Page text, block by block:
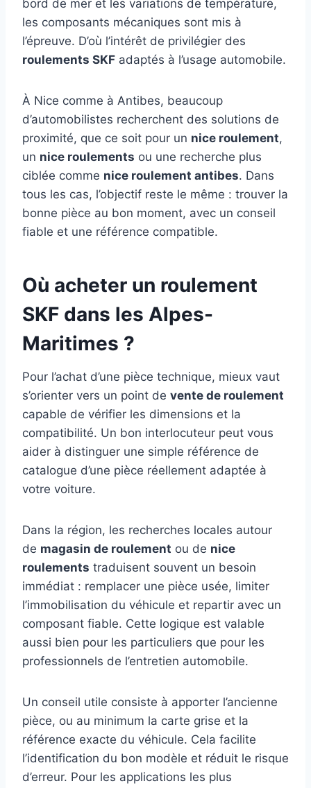
bord de mer et les variations de température,
les composants mécaniques sont mis à
l’épreuve. D’où l’intérêt de privilégier des
roulements SKF adaptés à l’usage automobile.
À Nice comme à Antibes, beaucoup
d’automobilistes recherchent des solutions de
proximité, que ce soit pour un nice roulement,
un nice roulements ou une recherche plus
ciblée comme nice roulement antibes. Dans
tous les cas, l’objectif reste le même : trouver la
bonne pièce au bon moment, avec un conseil
fiable et une référence compatible.
Où acheter un roulement
SKF dans les Alpes-
Maritimes ?
Pour l’achat d’une pièce technique, mieux vaut
s’orienter vers un point de vente de roulement
capable de vérifier les dimensions et la
compatibilité. Un bon interlocuteur peut vous
aider à distinguer une simple référence de
catalogue d’une pièce réellement adaptée à
votre voiture.
Dans la région, les recherches locales autour
de magasin de roulement ou de nice
roulements traduisent souvent un besoin
immédiat : remplacer une pièce usée, limiter
l’immobilisation du véhicule et repartir avec un
composant fiable. Cette logique est valable
aussi bien pour les particuliers que pour les
professionnels de l’entretien automobile.
Un conseil utile consiste à apporter l’ancienne
pièce, ou au minimum la carte grise et la
référence exacte du véhicule. Cela facilite
l’identification du bon modèle et réduit le risque
d’erreur. Pour les applications les plus